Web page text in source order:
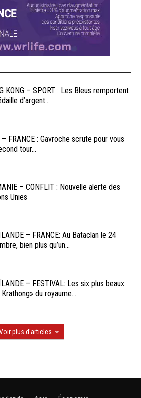
KONG – SPORT : Les Bleus remportent
d’argent...
– FRANCE : Gavroche scrute pour vous
tour...
– CONFLIT : Nouvelle alerte des
Unies
– FRANCE: Au Bataclan le 24
bien plus qu’un...
– FESTIVAL: Les six plus beaux
du royaume...
plus d'articles